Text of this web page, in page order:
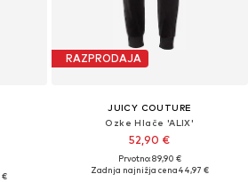
€
RAZPRODAJA
JUICY COUTURE
Ozke Hlače 'ALIX'
52,90 €
Prvotno: 89,90 €
Zadnja najnižja cena44,97 €